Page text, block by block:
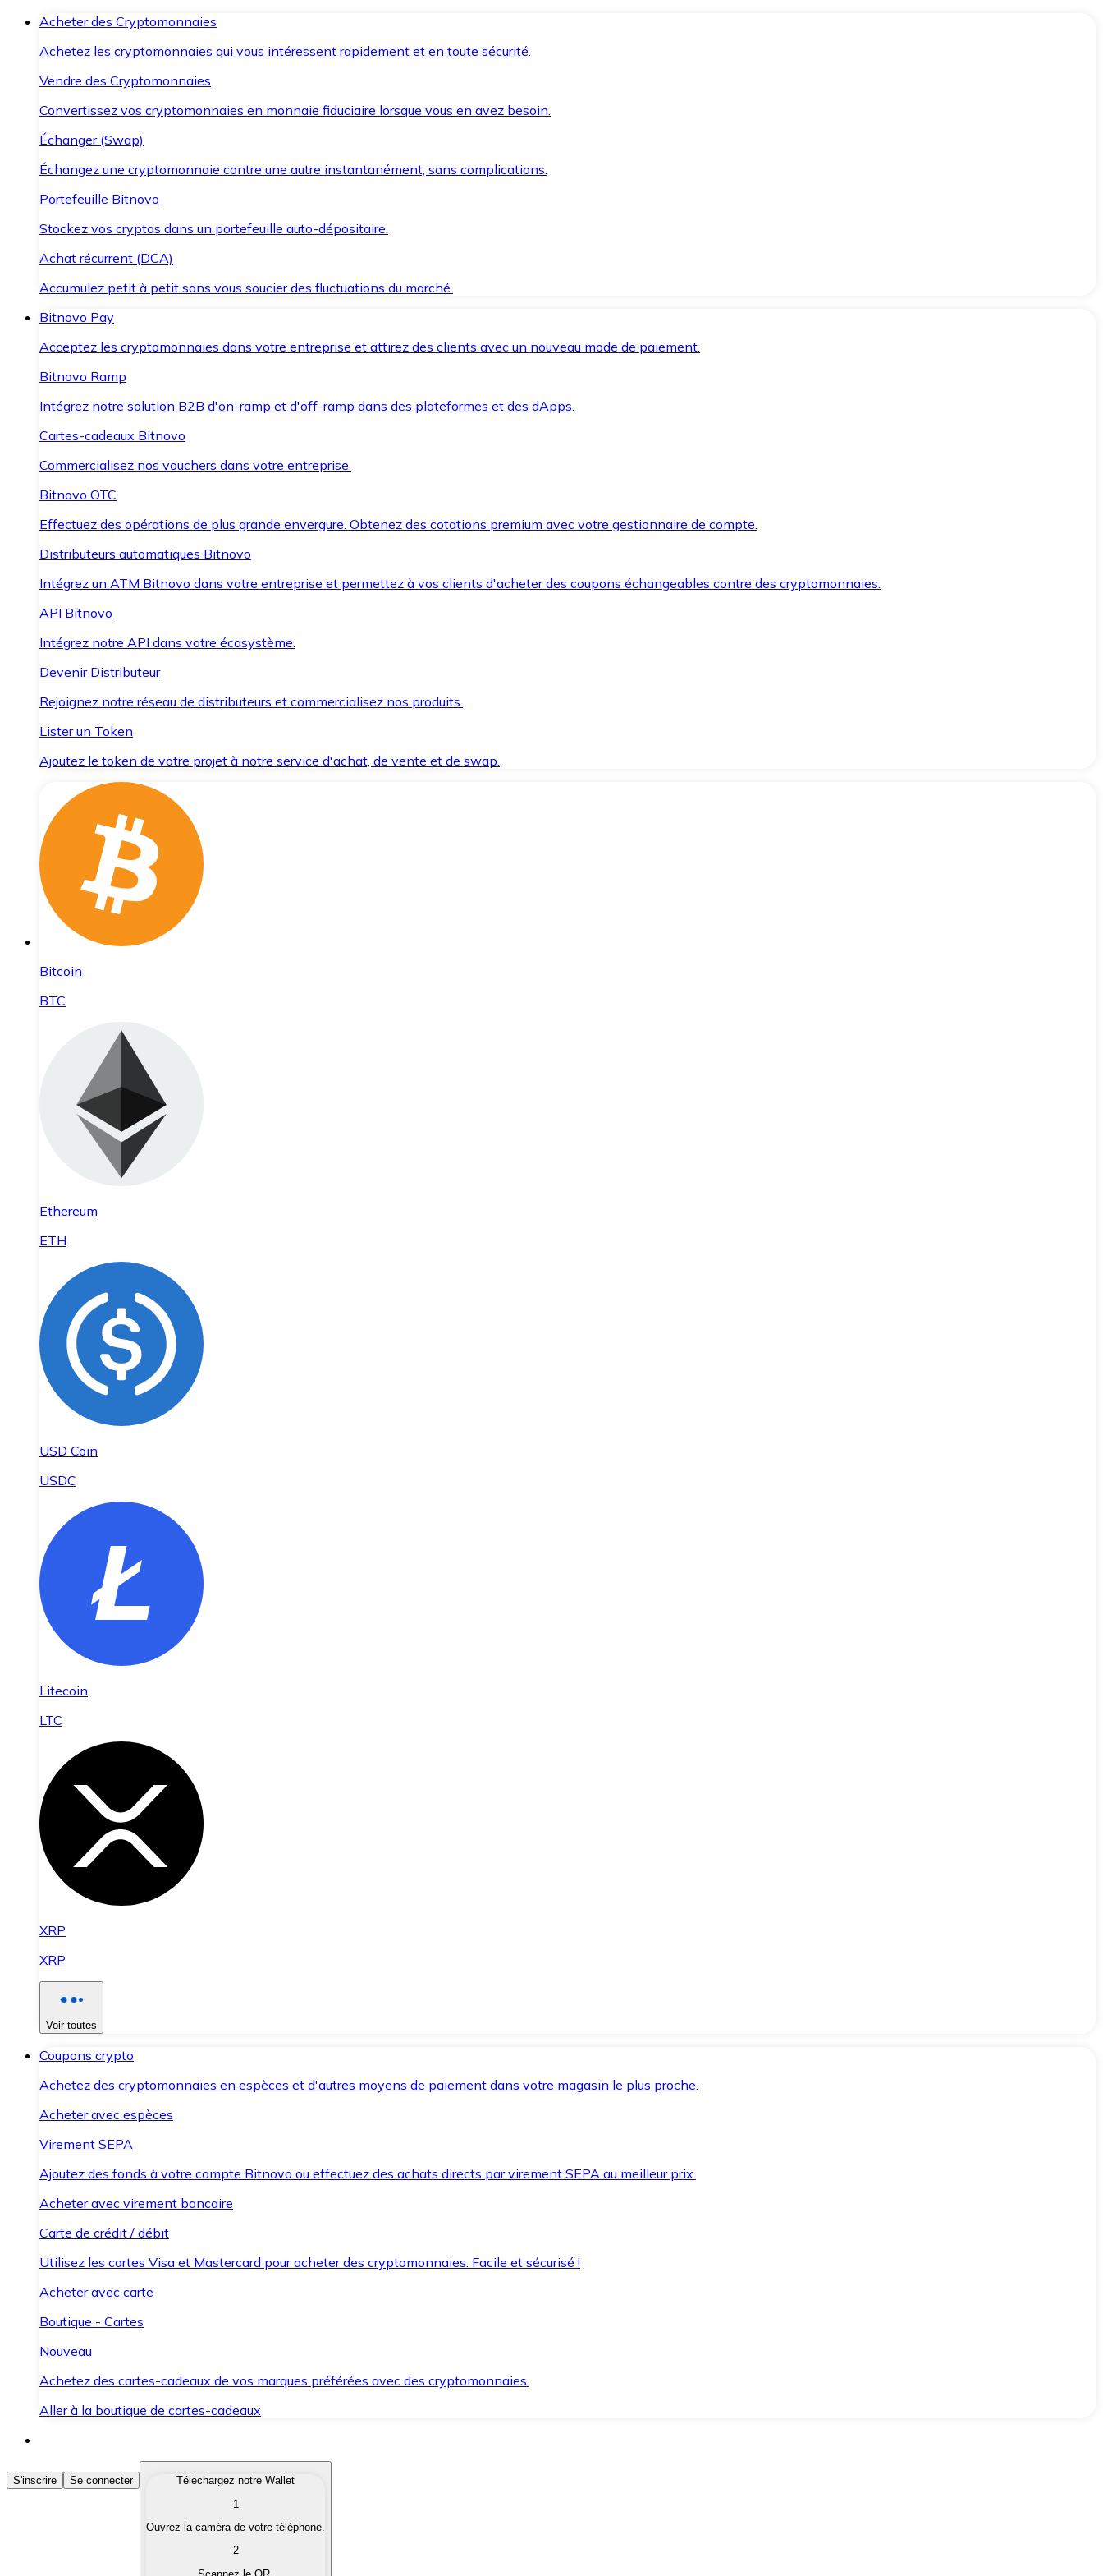
Acheter des Cryptomonnaies
Achetez les cryptomonnaies qui vous intéressent rapidement et en toute sécurité.
Vendre des Cryptomonnaies
Convertissez vos cryptomonnaies en monnaie fiduciaire lorsque vous en avez besoin.
Échanger (Swap)
Échangez une cryptomonnaie contre une autre instantanément, sans complications.
Portefeuille Bitnovo
Stockez vos cryptos dans un portefeuille auto-dépositaire.
Achat récurrent (DCA)
Accumulez petit à petit sans vous soucier des fluctuations du marché.
Bitnovo Pay
Acceptez les cryptomonnaies dans votre entreprise et attirez des clients avec un nouveau mode de paiement.
Bitnovo Ramp
Intégrez notre solution B2B d'on-ramp et d'off-ramp dans des plateformes et des dApps.
Cartes-cadeaux Bitnovo
Commercialisez nos vouchers dans votre entreprise.
Bitnovo OTC
Effectuez des opérations de plus grande envergure. Obtenez des cotations premium avec votre gestionnaire de compte.
Distributeurs automatiques Bitnovo
Intégrez un ATM Bitnovo dans votre entreprise et permettez à vos clients d'acheter des coupons échangeables contre des cryptomonnaies.
API Bitnovo
Intégrez notre API dans votre écosystème.
Devenir Distributeur
Rejoignez notre réseau de distributeurs et commercialisez nos produits.
Lister un Token
Ajoutez le token de votre projet à notre service d'achat, de vente et de swap.
Bitcoin
BTC
Ethereum
ETH
USD Coin
USDC
Litecoin
LTC
XRP
XRP
Voir toutes
Coupons crypto
Achetez des cryptomonnaies en espèces et d'autres moyens de paiement dans votre magasin le plus proche.
Acheter avec espèces
Virement SEPA
Ajoutez des fonds à votre compte Bitnovo ou effectuez des achats directs par virement SEPA au meilleur prix.
Acheter avec virement bancaire
Carte de crédit / débit
Utilisez les cartes Visa et Mastercard pour acheter des cryptomonnaies. Facile et sécurisé !
Acheter avec carte
Boutique - Cartes
Nouveau
Achetez des cartes-cadeaux de vos marques préférées avec des cryptomonnaies.
Aller à la boutique de cartes-cadeaux
Acheter des Cryptomonnaies
Achetez les cryptomonnaies qui vous intéressent rapidement et en toute sécurité.
Convertissez vos cryptomonnaies en monnaie fiduciaire lorsque vous en avez besoin.
S'inscrire Se connecter
Téléchargez notre Wallet
1
Ouvrez la caméra de votre téléphone.
2